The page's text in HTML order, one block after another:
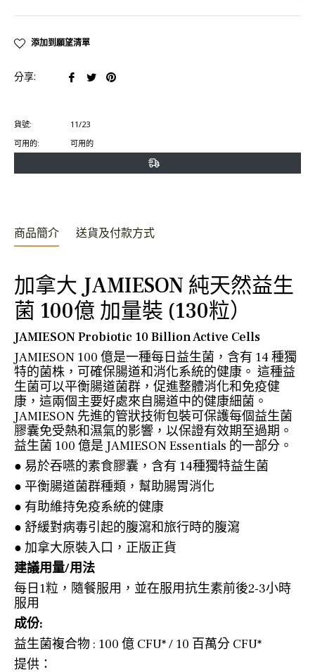
添加到願望清單
分享:
在
上
分
在 在
貨號:
11/23
可用的:
可用的
商品簡介 送貨及付款方式
加拿大 JAMIESON 純天然益生
菌 100億 加量裝 (130粒）
JAMIESON Probiotic 10 Billion Active Cells
JAMIESON 100 億是一種每日益生菌，含有 14 種獨
特的菌株，可確保腸道和消化系統的健康。 這種益
生菌可以平衡腸道菌群，促進整體消化和免疫健
康，這兩個主要好處來自腸道中的健康細菌。
JAMIESON 先進的管狀技術包裝可保護每個益生菌
膠囊免受熱和濕氣的影響，以保證有效期至過期。
益生菌 100 億是 JAMIESON Essentials 的一部分。
● 易於吞嚥的素食膠囊，含有 14種獨特益生菌
● 平衡腸道菌群種類，幫助腸胃消化
● 有助維持免疫系統的健康
● 舒緩對病毒引起的腹瀉和旅行時的腹瀉
● 加拿大原裝入口，正版正貨
建議用量/用法
每日1粒，隨餐服用，並在服用抗生素前後2-3小時
服用
成份:
益生菌複合物 : 100 億 CFU* / 10 百萬分 CFU*
提供：